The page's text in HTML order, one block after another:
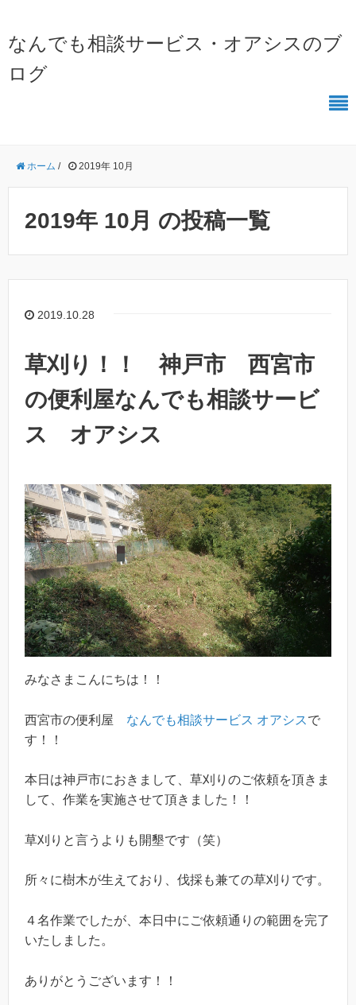
なんでも相談サービス・オアシスのブ
ログ
ホーム / 2019年 10月
2019年 10月 の投稿一覧
2019.10.28
草刈り！！ 神戸市 西宮市
の便利屋なんでも相談サービ
ス オアシス
みなさまこんにちは！！
西宮市の便利屋 なんでも相談サービス オアシスで
す！！
本日は神戸市におきまして、草刈りのご依頼を頂きま
して、作業を実施させて頂きました！！
草刈りと言うよりも開墾です（笑）
所々に樹木が生えており、伐採も兼ての草刈りです。
４名作業でしたが、本日中にご依頼通りの範囲を完了
いたしました。
ありがとうございます！！